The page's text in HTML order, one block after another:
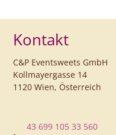
Kontakt
C&P Eventsweets GmbH
Kollmayergasse 14
1120 Wien, Österreich
43 699 105 33 560